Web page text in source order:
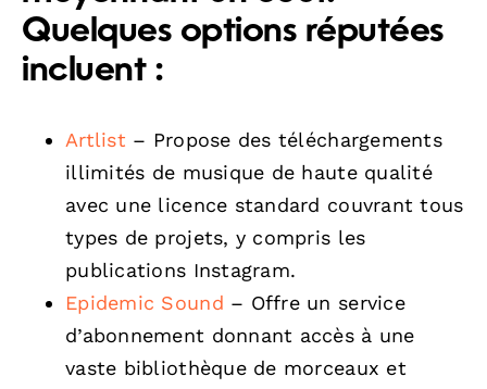
Quelques options réputées
incluent :
Artlist – Propose des téléchargements
illimités de musique de haute qualité
avec une licence standard couvrant tous
types de projets, y compris les
publications Instagram.
Epidemic Sound – Offre un service
d’abonnement donnant accès à une
vaste bibliothèque de morceaux et